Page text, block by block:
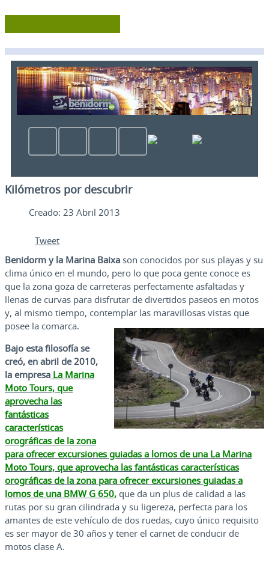
Kilómetros por descubrir
Creado: 23 Abril 2013
Tweet
Benidorm y la Marina Baixa son conocidos por sus playas y su
clima único en el mundo, pero lo que poca gente conoce es
que la zona goza de carreteras perfectamente asfaltadas y
llenas de curvas para disfrutar de divertidos paseos en motos
y, al mismo tiempo, contemplar las maravillosas vistas que
posee la comarca.
Bajo esta filosofía se
creó, en abril de 2010,
la empresa La Marina
Moto Tours, que
aprovecha las
fantásticas
características
orográficas de la zona
para ofrecer excursiones guiadas a lomos de una La Marina
Moto Tours, que aprovecha las fantásticas características
orográficas de la zona para ofrecer excursiones guiadas a
lomos de una BMW G 650, que da un plus de calidad a las
rutas por su gran cilindrada y su ligereza, perfecta para los
amantes de este vehículo de dos ruedas, cuyo único requisito
es ser mayor de 30 años y tener el carnet de conducir de
motos clase A.